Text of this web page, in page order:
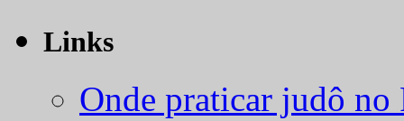
Links
Onde praticar judô